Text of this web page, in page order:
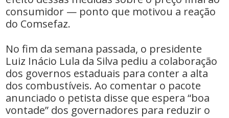
consumidor — ponto que motivou a reação
do Comsefaz.
No fim da semana passada, o presidente
Luiz Inácio Lula da Silva pediu a colaboração
dos governos estaduais para conter a alta
dos combustíveis. Ao comentar o pacote
anunciado o petista disse que espera “boa
vontade” dos governadores para reduzir o